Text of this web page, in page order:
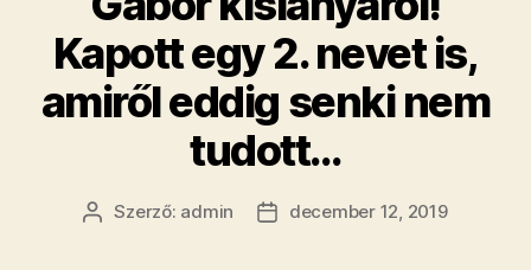
Kapott egy 2. nevet is,
amiről eddig senki nem
tudott…
Bejegyzés
Szerző: admin
Bejegyzés
december 12, 2019